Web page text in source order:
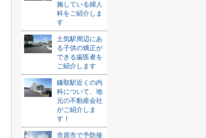
施している婦人
科をご紹介しま
す
土気駅周辺にあ
る子供の矯正が
できる歯医者を
ご紹介します
鎌取駅近くの内
科について、地
元の不動産会社
がご紹介しま
す！
市原市で予防接